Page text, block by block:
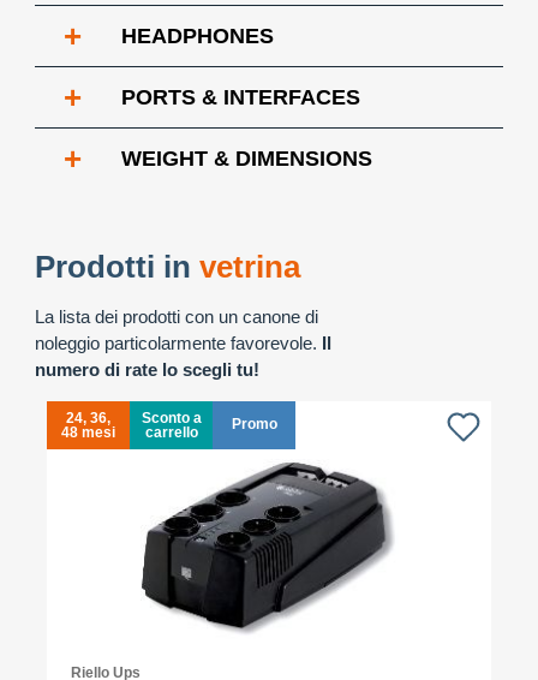
+ HEADPHONES
+ PORTS & INTERFACES
+ WEIGHT & DIMENSIONS
Prodotti in vetrina
La lista dei prodotti con un canone di
noleggio particolarmente favorevole. Il
numero di rate lo scegli tu!
24, 36,
48 mesi
Sconto a
carrello
Promo
Riello Ups